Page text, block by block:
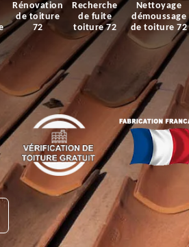
Rénovation
de toiture
72
Recherche
de fuite
toiture 72
Nettoyage
démoussage
de toiture 72